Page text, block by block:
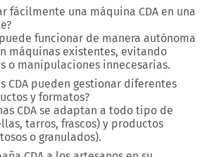
fácilmente una máquina CDA en una
funcionar de manera autónoma
máquinas existentes, evitando
o manipulaciones innecesarias.
CDA pueden gestionar diferentes
y formatos?
CDA se adaptan a todo tipo de
tarros, frascos) y productos
o granulados).